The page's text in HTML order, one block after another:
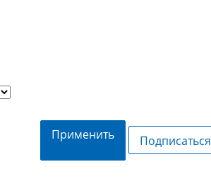
Применить Подписаться